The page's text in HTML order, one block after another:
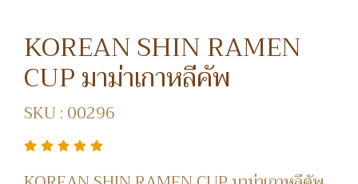
KOREAN SHIN RAMEN
CUP มาม่าเกาหลีคัพ
SKU : 00296